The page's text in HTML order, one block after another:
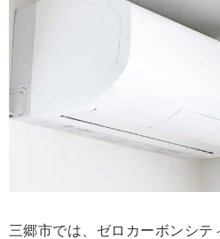
三郷市では、ゼロカーボンシテ